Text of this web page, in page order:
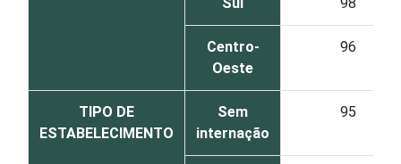
Centro-
Oeste
96
TIPO DE
ESTABELECIMENTO
Sem
internação
95